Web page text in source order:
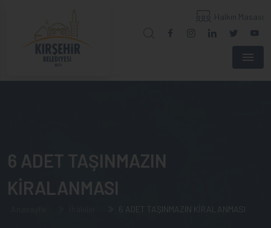
Halkın Masası
Menu
6 ADET TAŞINMAZIN
KİRALANMASI
6 ADET TAŞINMAZIN KİRALANMASI